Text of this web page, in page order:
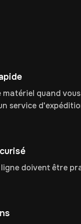
quand
service
doivent être